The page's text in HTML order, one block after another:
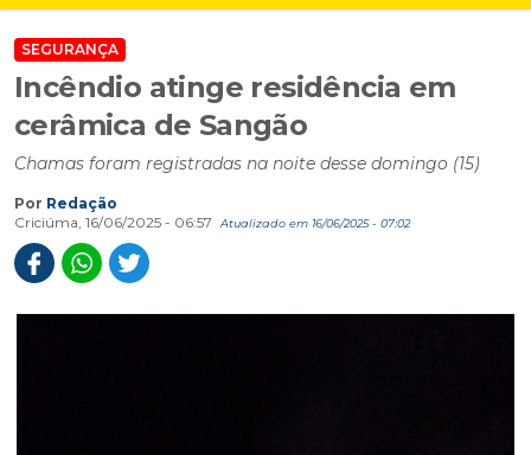
SEGURANÇA
Incêndio atinge residência em
cerâmica de Sangão
Chamas foram registradas na noite desse domingo (15)
Por Redação
Criciúma, 16/06/2025 - 06:57
Atualizado em 16/06/2025 - 07:02